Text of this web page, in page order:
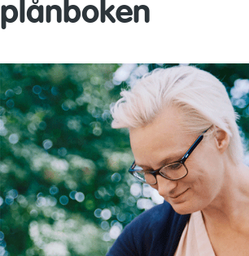
plånboken